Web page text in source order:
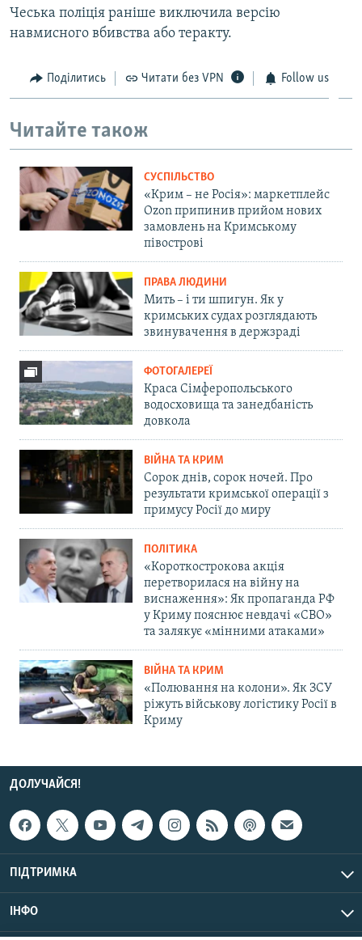
Усі сайти RFE/RL
Чеська поліція раніше виключила версію
навмисного вбивства або теракту.
Поділитись Читати без VPN Follow us
Читайте також
СУСПІЛЬСТВО
«Крим – не Росія»: маркетплейс
Ozon припинив прийом нових
замовлень на Кримському
півострові
ПРАВА ЛЮДИНИ
Мить – і ти шпигун. Як у
кримських судах розглядають
звинувачення в держзраді
ФОТОГАЛЕРЕЇ
Краса Сімферопольського
водосховища та занедбаність
довкола
ВІЙНА ТА КРИМ
Сорок днів, сорок ночей. Про
результати кримської операції з
примусу Росії до миру
ПОЛІТИКА
«Короткострокова акція
перетворилася на війну на
виснаження»: Як пропаганда РФ
у Криму пояснює невдачі «СВО»
та залякує «мінними атаками»
ВІЙНА ТА КРИМ
«Полювання на колони». Як ЗСУ
ріжуть військову логістику Росії в
Криму
ДОЛУЧАЙСЯ!
ПІДТРИМКА
ІНФО